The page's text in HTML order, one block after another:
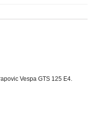
Vespa GTS 125 E4.